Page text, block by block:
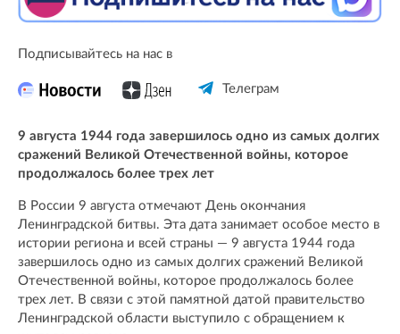
Подписывайтесь на нас в
Телеграм
9 августа 1944 года завершилось одно из самых долгих
сражений Великой Отечественной войны, которое
продолжалось более трех лет
В России 9 августа отмечают День окончания
Ленинградской битвы. Эта дата занимает особое место в
истории региона и всей страны — 9 августа 1944 года
завершилось одно из самых долгих сражений Великой
Отечественной войны, которое продолжалось более
трех лет. В связи с этой памятной датой правительство
Ленинградской области выступило с обращением к